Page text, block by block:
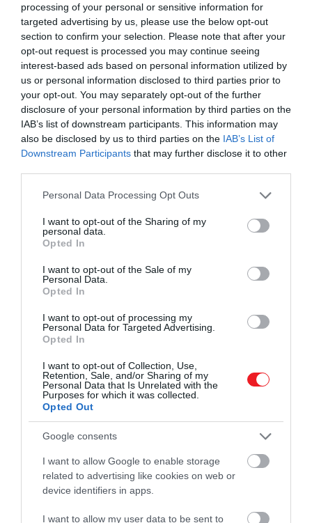
processing of your personal or sensitive information for
targeted advertising by us, please use the below opt-out
section to confirm your selection. Please note that after your
opt-out request is processed you may continue seeing
interest-based ads based on personal information utilized by
us or personal information disclosed to third parties prior to
your opt-out. You may separately opt-out of the further
disclosure of your personal information by third parties on the
IAB’s list of downstream participants. This information may
also be disclosed by us to third parties on the IAB’s List of
Downstream Participants that may further disclose it to other
Please note that this website/app uses one or more Google
not limited to your visit or usage behaviour. You may click to
grant or deny consent to Google and its third-party tags to
use your data for below specified purposes in below Google
consent section.
Personal Data Processing Opt Outs
I want to opt-out of the Sharing of my
personal data.
Opted In
I want to opt-out of the Sale of my
Personal Data.
Opted In
I want to opt-out of processing my
Personal Data for Targeted Advertising.
Opted In
I want to opt-out of Collection, Use,
Retention, Sale, and/or Sharing of my
Personal Data that Is Unrelated with the
Purposes for which it was collected.
Opted Out
Google consents
I want to allow Google to enable storage
related to advertising like cookies on web or
device identifiers in apps.
I want to allow my user data to be sent to
A frittata lényegében egy sütőben vagy
serpenyőben készülő, tartalmas tojáslepény,
amelyet zöldségekkel, sajttal, ízlés szerint
húsfélékkel is lehet gazdagítani. A tojás az egyik
legjobb ár-érték arányú fehérjeforrás, ráadásul
rendkívül sokoldalú.Egy 5 tojásból készült adag
már önmagában35–40 gramm fehérjét tartalmaz
amit a spenót és egy kevés sajt még tovább
növelhet. Ez az étel gyors, egyszerű, és jól illeszthető
akár reggeli, akár vacsora helyére. Kalóriában
mérsékeltebb, így azoknak is jó választás, akik
figyelnek a napi bevitelükre. Bár önmagában nem
egy nagyobb adaggal már közel lehet jutni hozzá.
Csicseriborsós csirke curry (kb. 750 kcal,
55–65 g fehérje)
Csicseriborsós csirke curry